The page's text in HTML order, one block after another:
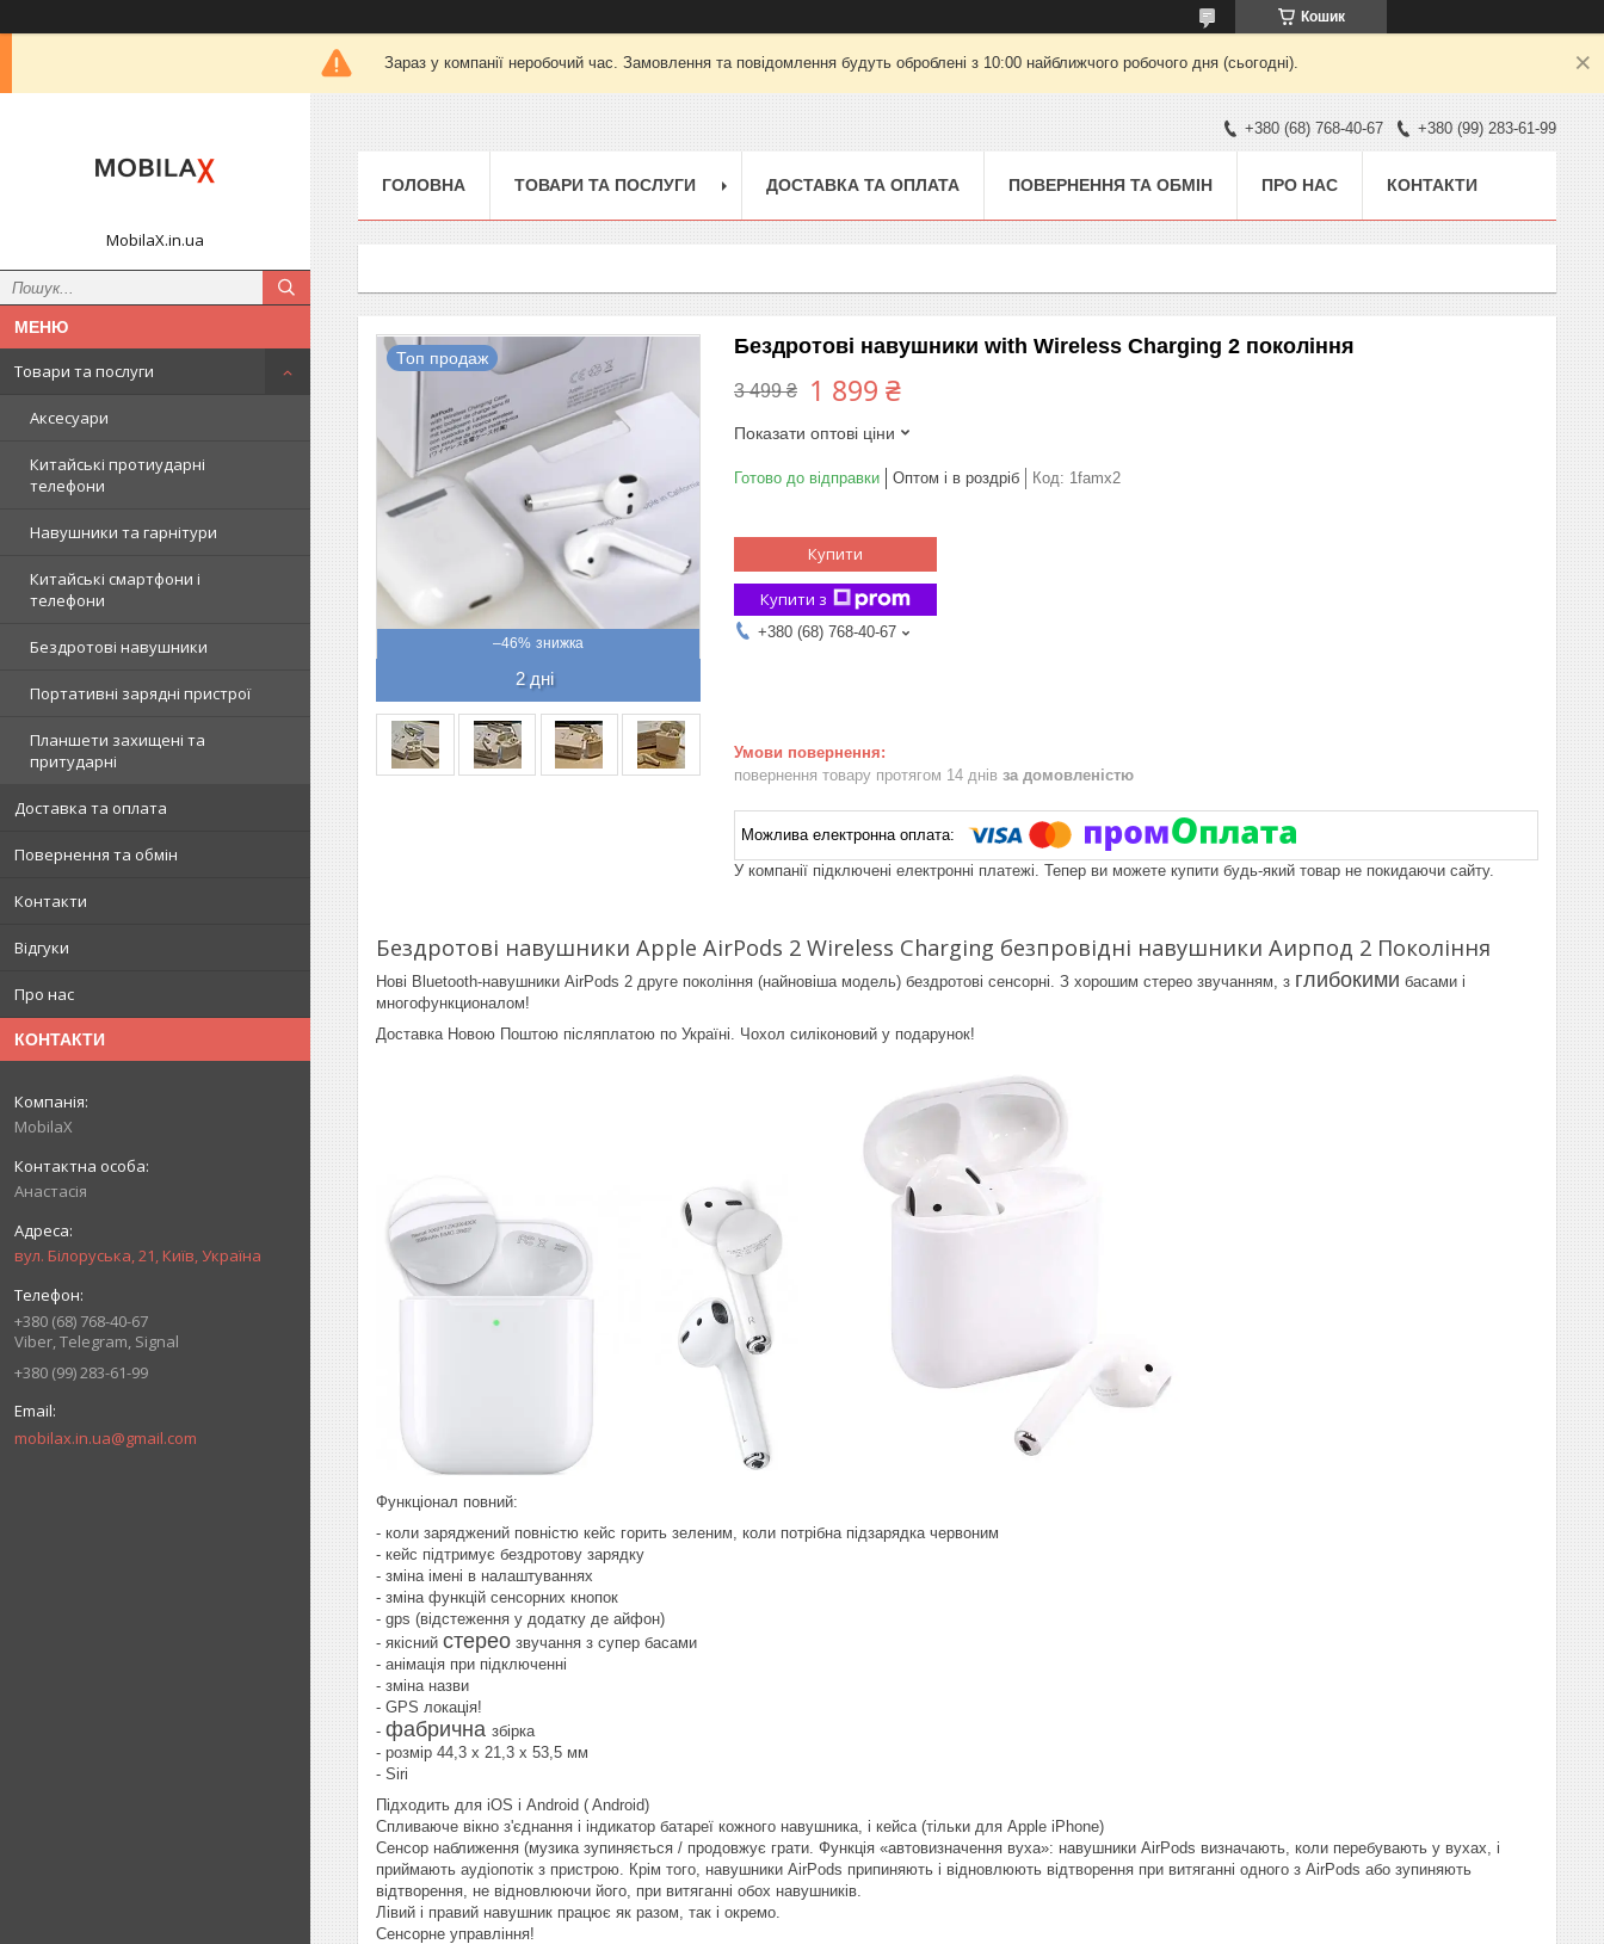
Кошик
Зараз у компанії неробочий час. Замовлення та повідомлення будуть оброблені з 10:00 найближчого робочого дня (сьогодні).
MobilaX.in.ua
Товари та послуги
Аксесуари
Китайські протиударні
телефони
Навушники та гарнітури
Китайські смартфони і
телефони
Бездротові навушники
Портативні зарядні пристрої
Планшети захищені та
притударні
Доставка та оплата
Повернення та обмін
Контакти
Відгуки
Про нас
КОНТАКТИ
MobilaX
Анастасія
вул. Білоруська, 21, Київ, Україна
+380 (68) 768-40-67
Viber, Telegram, Signal
+380 (99) 283-61-99
mobilax.in.ua@gmail.com
+380 (68) 768-40-67 +380 (99) 283-61-99
ГОЛОВНА ТОВАРИ ТА ПОСЛУГИ ДОСТАВКА ТА ОПЛАТА ПОВЕРНЕННЯ ТА ОБМІН ПРО НАС КОНТАКТИ
–46%
Топ продаж
2 дні
Бездротові навушники with Wireless Charging 2 покоління
3 499 ₴ 1 899 ₴
Показати оптові ціни
Готово до відправки Оптом і в роздріб Код: 1famx2
Купити
Купити з
+380 (68) 768-40-67
повернення товару протягом 14 днів за домовленістю
У компанії підключені електронні платежі. Тепер ви можете купити будь-який товар не покидаючи сайту.
Бездротові навушники Apple AirPods 2 Wireless Charging безпровідні навушники Аирпод 2 Покоління
Нові Bluetooth-навушники AirPods 2 друге покоління (найновіша модель) бездротові сенсорні. З хорошим стерео звучанням, з глибокими басами і
многофункционалом!
Доставка Новою Поштою післяплатою по Україні. Чохол силіконовий у подарунок!
Функціонал повний:
- коли заряджений повністю кейс горить зеленим, коли потрібна підзарядка червоним
- кейс підтримує бездротову зарядку
- зміна імені в налаштуваннях
- зміна функцій сенсорних кнопок
- gps (відстеження у додатку де айфон)
- якісний стерео звучання з супер басами
- анімація при підключенні
- зміна назви
- GPS локація!
- фабрична збірка
- розмір 44,3 x 21,3 x 53,5 мм
- Siri
Підходить для iOS і Android ( Android)
Спливаюче вікно з'єднання і індикатор батареї кожного навушника, і кейса (тільки для Apple iPhone)
Сенсор наближення (музика зупиняється / продовжує грати. Функція «автовизначення вуха»: навушники AirPods визначають, коли перебувають у вухах, і
приймають аудіопотік з пристрою. Крім того, навушники AirPods припиняють і відновлюють відтворення при витяганні одного з AirPods або зупиняють
відтворення, не відновлюючи його, при витяганні обох навушників.
Лівий і правий навушник працює як разом, так і окремо.
Сенсорне управління!